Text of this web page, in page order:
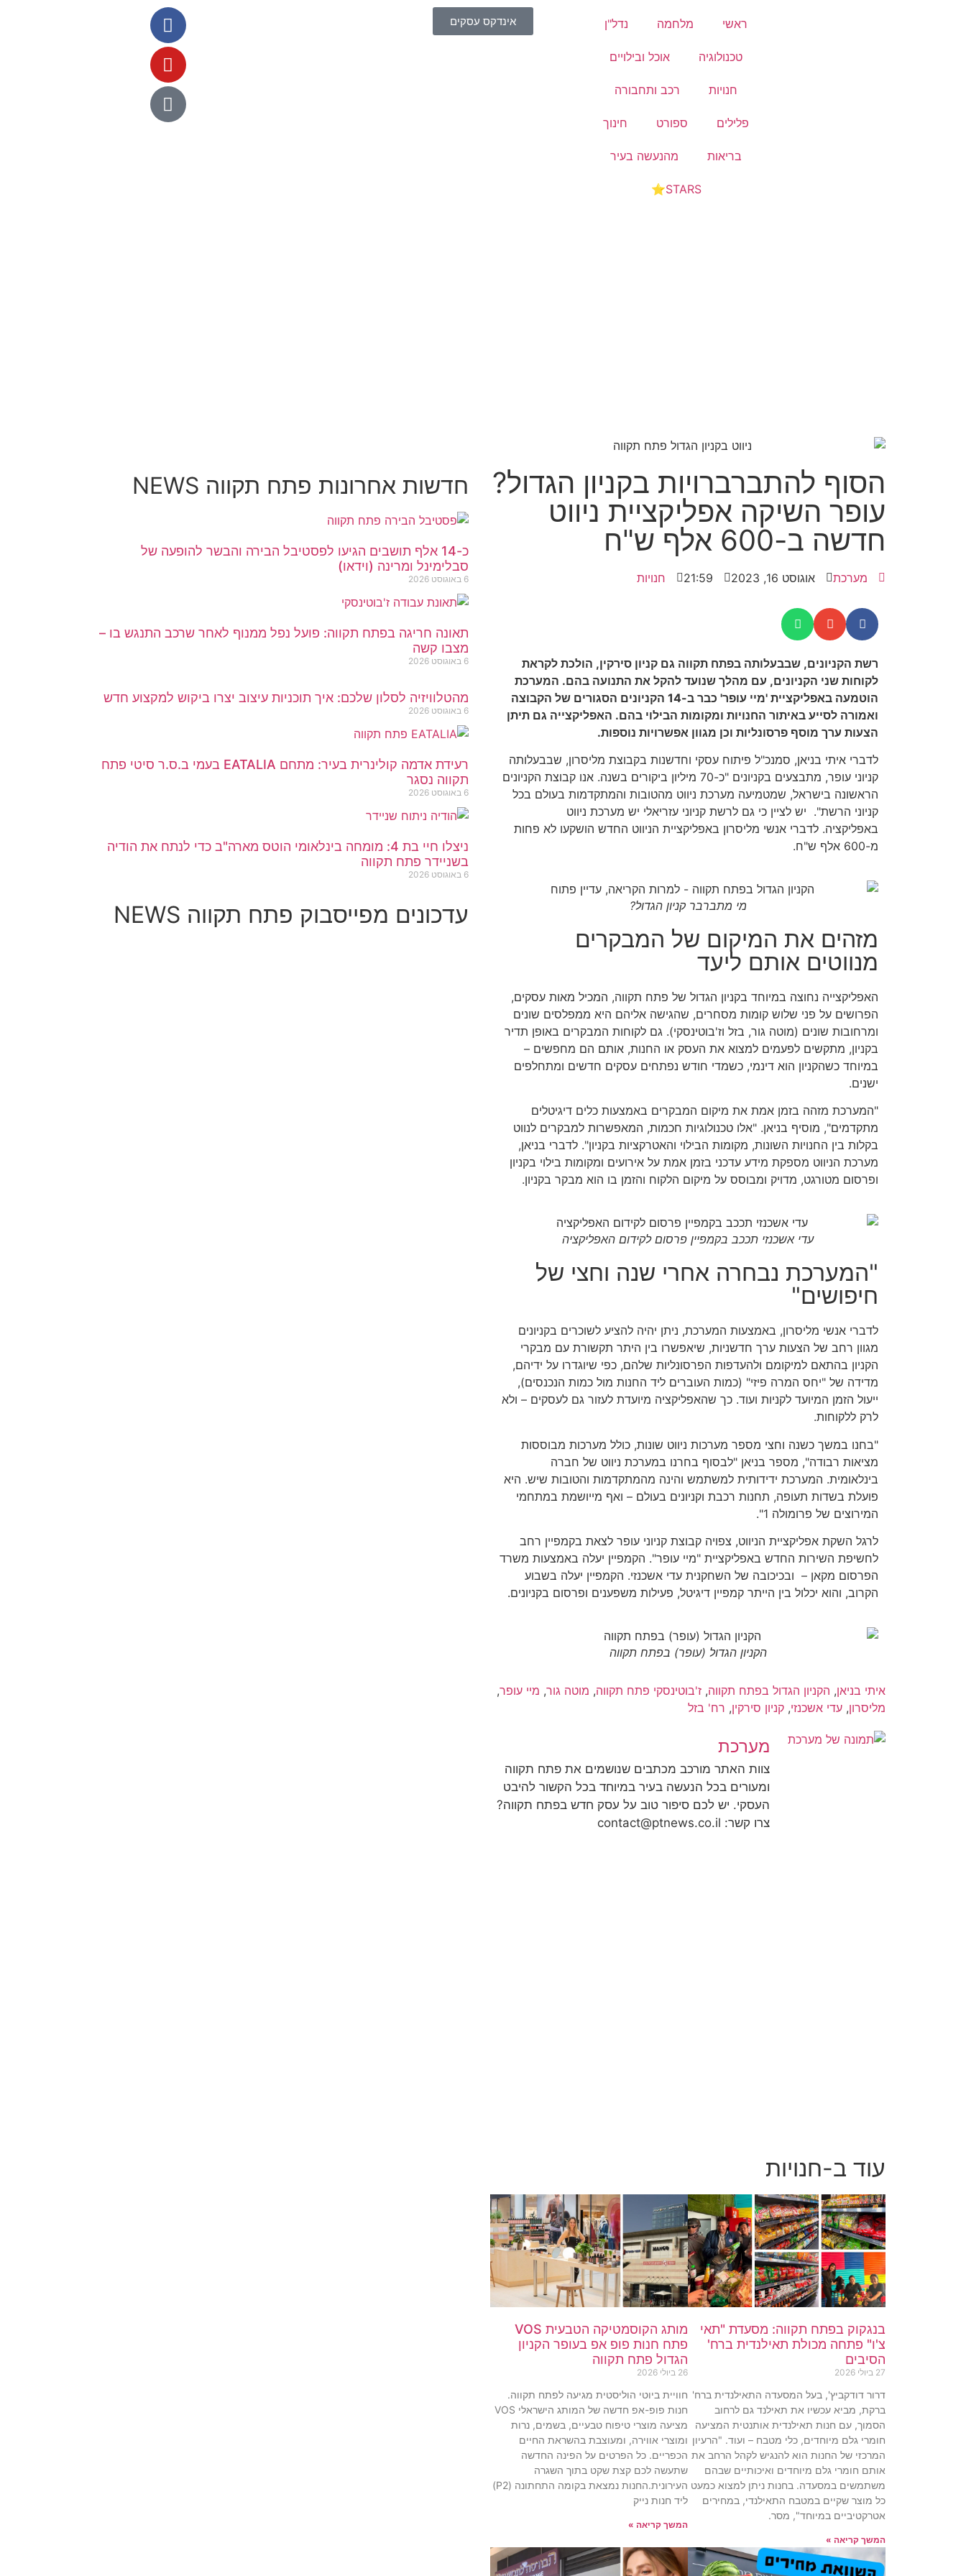
ראשי מלחמה נדל"ן
טכנולוגיה אוכל ובילויים
חנויות רכב ותחבורה
פלילים ספורט חינוך
בריאות מהנעשה בעיר
STARS⭐
אינדקס עסקים
הסוף להתברברויות בקניון הגדול?
עופר השיקה אפליקציית ניווט
חדשה ב-600 אלף ש"ח
מערכת אוגוסט 16, 2023 21:59 חנויות
רשת הקניונים, שבבעלותה בפתח תקווה גם קניון סירקין, הולכת לקראת
לקוחות שני הקניונים, עם מהלך שנועד להקל את התנועה בהם. המערכת
הוטמעה באפליקציית 'מיי עופר' כבר ב-14 הקניונים הסגורים של הקבוצה
ואמורה לסייע באיתור החנויות ומקומות הבילוי בהם. האפליקצייה גם תיתן
הצעות ערך מוסף פרסונליות וכן מגוון אפשרויות נוספות.
לדברי איתי בניאן, סמנכ"ל פיתוח עסקי וחדשנות בקבוצת מליסרון, שבבעלותה
קניוני עופר, מתבצעים בקניונים "כ-70 מיליון ביקורים בשנה. אנו קבוצת הקניונים
הראשונה בישראל, שמטמיעה מערכת ניווט מהטובות והמתקדמות בעולם בכל
קניוני הרשת". יש לציין כי גם לרשת קניוני עזריאלי יש מערכת ניווט
באפליקציה. לדברי אנשי מליסרון באפליקציית הניווט החדש הושקעו לא פחות
מ-600 אלף ש"ח.
מי מתברבר קניון הגדול?
מזהים את המיקום של המבקרים
מנווטים אותם ליעד
האפליקצייה נחוצה במיוחד בקניון הגדול של פתח תקווה, המכיל מאות עסקים,
הפרושים על פני שלוש קומות מסחרים, שהגישה אליהם היא ממפלסים שונים
ומרחובות שונים (מוטה גור, בזל וז'בוטינסקי). גם לקוחות המבקרים באופן תדיר
בקניון, מתקשים לפעמים למצוא את העסק או החנות, אותם הם מחפשים –
במיוחד כשהקניון הוא דינמי, כשמדי חודש נפתחים עסקים חדשים ומתחלפים
ישנים.
"המערכת מזהה בזמן אמת את מיקום המבקרים באמצעות כלים דיגיטלים
מתקדמים", מוסיף בניאן. "אלו טכנולוגיות חכמות, המאפשרות למבקרים לנווט
בקלות בין החנויות השונות, מקומות הבילוי והאטרקציות בקניון". לדברי בניאן,
מערכת הניווט מספקת מידע עדכני בזמן אמת על אירועים ומקומות בילוי בקניון
ופרסום מטורגט, מדויק ומבוסס על מיקום הלקוח והזמן בו הוא מבקר בקניון.
עדי אשכנזי תככב בקמפיין פרסום לקידום האפליקציה
"המערכת נבחרה אחרי שנה וחצי של
חיפושים"
לדברי אנשי מליסרון, באמצעות המערכת, ניתן יהיה להציע לשוכרים בקניונים
מגוון רחב של הצעות ערך חדשניות, שיאפשרו בין היתר תקשורת עם מבקרי
הקניון בהתאם למיקומם ולהעדפות הפרסונליות שלהם, כפי שיוגדרו על ידיהם,
מדידה של "יחס המרה פיזי" (כמות העוברים ליד החנות מול כמות הנכנסים),
ייעול הזמן המיועד לקניות ועוד. כך שהאפליקציה מיועדת לעזור גם לעסקים – ולא
לרק ללקוחות.
"בחנו במשך כשנה וחצי מספר מערכות ניווט שונות, כולל מערכות מבוססות
מציאות רבודה", מספר בניאן "לבסוף בחרנו במערכת ניווט של חברה
בינלאומית. המערכת ידידותית למשתמש והינה מהמתקדמות והטובות שיש. היא
פועלת בשדות תעופה, תחנות רכבת וקניונים בעולם – ואף מייושמת במתחמי
המירוצים של פרומולה 1".
לרגל השקת אפליקציית הניווט, צפויה קבוצת קניוני עופר לצאת בקמפיין רחב
לחשיפת השירות החדש באפליקציית "מיי עופר". הקמפיין יעלה באמצעות משרד
הפרסום מקאן – ובכיכובה של השחקנית עדי אשכנזי. הקמפיין יעלה בשבוע
הקרוב, והוא יכלול בין הייתר קמפיין דיגיטל, פעילות משפענים ופרסום בקניונים.
הקניון הגדול (עופר) בפתח תקווה
איתי בניאן, הקניון הגדול בפתח תקווה, ז'בוטינסקי פתח תקווה, מוטה גור, מיי עופר,
מליסרון, עדי אשכנזי, קניון סירקין, רח' בזל
מערכת
צוות האתר מורכב מכתבים שנושמים את פתח תקווה
ומעורים בכל הנעשה בעיר במיוחד בכל הקשור להיבט
העסקי. יש לכם סיפור טוב על עסק חדש בפתח תקווה?
צרו קשר: contact@ptnews.co.il
עוד ב-חנויות
בנגקוק בפתח תקווה: מסעדת "תאי
צ'ו" פתחה מכולת תאילנדית ברח'
הסיבים
27 ביולי 2026
דרור דודקביץ', בעל המסעדה התאילנדית ברח'
ברקת, מביא עכשיו את תאילנד גם לרחוב
הסמוך, עם חנות תאילנדית אותנטית המציעה
חומרי גלם מיוחדים, כלי מטבח – ועוד. "הרעיון
המרכזי של החנות הוא להנגיש לקהל הרחב את
אותם חומרי גלם מיוחדים ואיכותיים שבהם
משתמשים במסעדה. בחנות ניתן למצוא כמעט
כל מוצר שקיים במטבח התאילנדי, במחירים
אטרקטיביים במיוחד", מסר.
המשך קריאה »
מותג הקוסמטיקה הטבעית VOS
פתח חנות פופ אפ בעופר הקניון
הגדול פתח תקווה
26 ביולי 2026
חוויית ביוטי הוליסטית מגיעה לפתח תקווה.
חנות פופ-אפ חדשה של המותג הישראלי VOS
מציעה מוצרי טיפוח טבעיים, בשמים, נרות
ומוצרי אווירה, ומעוצבת בהשראת החיים
הכפריים. כל הפרטים על הפינה החדשה
שתעשה לכם קצת שקט בתוך השגרה
העירונית.החנות נמצאת בקומה התחתונה (P2)
ליד חנות נייק
המשך קריאה »
חדשות אחרונות פתח תקווה NEWS
כ-14 אלף תושבים הגיעו לפסטיבל הבירה והבשר להופעה של
סבלימינל ומרינה (וידאו)
6 באוגוסט 2026
תאונה חריגה בפתח תקווה: פועל נפל ממנוף לאחר שרכב התנגש בו –
מצבו קשה
6 באוגוסט 2026
מהטלוויזיה לסלון שלכם: איך תוכניות עיצוב יצרו ביקוש למקצוע חדש
6 באוגוסט 2026
רעידת אדמה קולינרית בעיר: מתחם EATALIA בעמי ב.ס.ר סיטי פתח
תקווה נסגר
6 באוגוסט 2026
ניצלו חיי בת 4: מומחה בינלאומי הוטס מארה"ב כדי לנתח את הודיה
בשניידר פתח תקווה
6 באוגוסט 2026
עדכונים מפייסבוק פתח תקווה NEWS